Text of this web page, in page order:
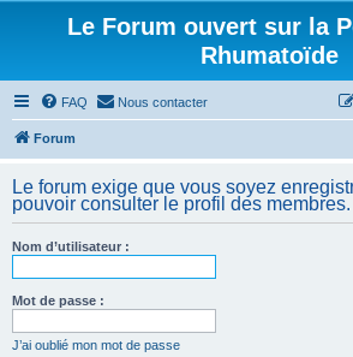
Le Forum ouvert sur la
Rhumatoïde
FAQ Nous contacter
Forum
Le forum exige que vous soyez
pouvoir consulter le profil des membres.
Nom d’utilisateur :
Mot de passe :
J’ai oublié mon mot de passe